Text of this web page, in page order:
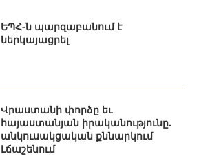
ԵՊՀ-ն պարզաբանում է
ներկայացրել
Վրաստանի փորձը եւ
հայաստանյան իրականությունը.
անկուսակցական քննարկում
Լճաշենում